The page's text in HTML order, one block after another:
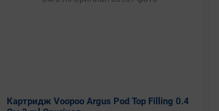
Картридж Voopoo Argus Pod Top Filling 0.4